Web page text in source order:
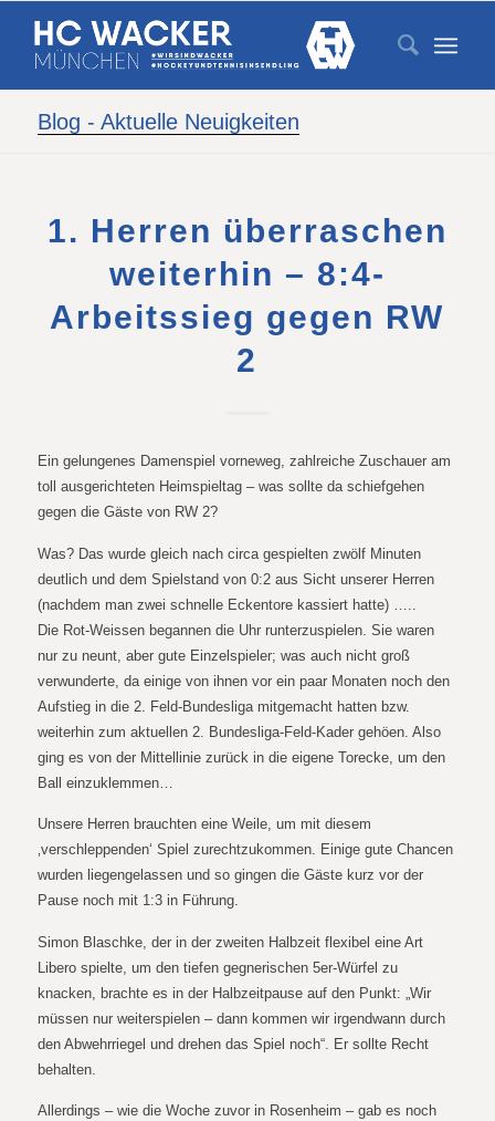
Blog - Aktuelle Neuigkeiten
1. Herren überraschen
weiterhin – 8:4-
Arbeitssieg gegen RW
2
Ein gelungenes Damenspiel vorneweg, zahlreiche Zuschauer am
toll ausgerichteten Heimspieltag – was sollte da schiefgehen
gegen die Gäste von RW 2?
Was? Das wurde gleich nach circa gespielten zwölf Minuten
deutlich und dem Spielstand von 0:2 aus Sicht unserer Herren
(nachdem man zwei schnelle Eckentore kassiert hatte) …..
Die Rot-Weissen begannen die Uhr runterzuspielen. Sie waren
nur zu neunt, aber gute Einzelspieler; was auch nicht groß
verwunderte, da einige von ihnen vor ein paar Monaten noch den
Aufstieg in die 2. Feld-Bundesliga mitgemacht hatten bzw.
weiterhin zum aktuellen 2. Bundesliga-Feld-Kader gehöen. Also
ging es von der Mittellinie zurück in die eigene Torecke, um den
Ball einzuklemmen…
Unsere Herren brauchten eine Weile, um mit diesem
‚verschleppenden‘ Spiel zurechtzukommen. Einige gute Chancen
wurden liegengelassen und so gingen die Gäste kurz vor der
Pause noch mit 1:3 in Führung.
Simon Blaschke, der in der zweiten Halbzeit flexibel eine Art
Libero spielte, um den tiefen gegnerischen 5er-Würfel zu
knacken, brachte es in der Halbzeitpause auf den Punkt: „Wir
müssen nur weiterspielen – dann kommen wir irgendwann durch
den Abwehrriegel und drehen das Spiel noch“. Er sollte Recht
behalten.
Allerdings – wie die Woche zuvor in Rosenheim – gab es noch